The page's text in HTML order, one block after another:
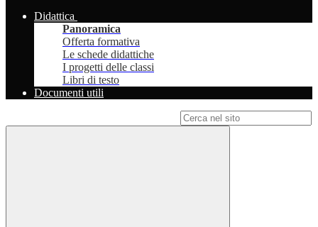
Didattica
Panoramica
Offerta formativa
Le schede didattiche
I progetti delle classi
Libri di testo
Documenti utili